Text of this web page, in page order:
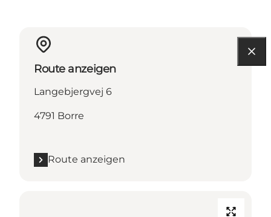
Route anzeigen
Langebjergvej 6
4791 Borre
Route anzeigen